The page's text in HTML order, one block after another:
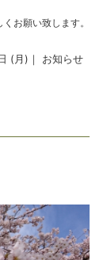
お願い致します。
(月)｜ お知らせ